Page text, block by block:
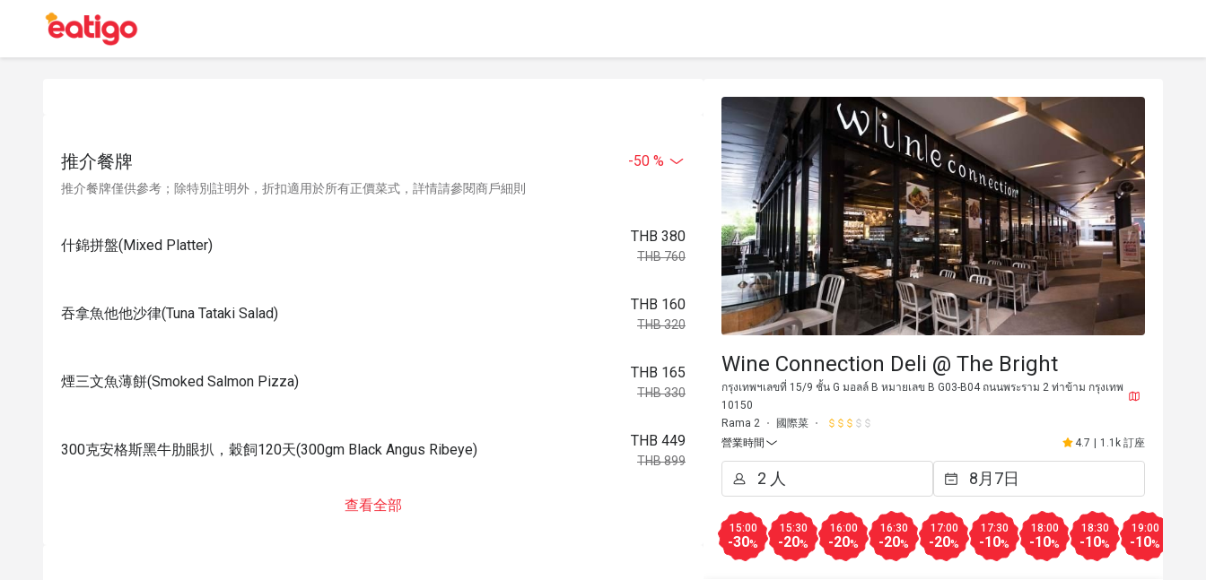
推介餐牌 -50 %
推介餐牌僅供參考；除特別註明外，折扣適用於所有正價菜式，詳情請參閱商戶細則
什錦拼盤(Mixed Platter)
THB 380
THB 760
吞拿魚他他沙律(Tuna Tataki Salad)
THB 160
THB 320
煙三文魚薄餅(Smoked Salmon Pizza)
THB 165
THB 330
300克安格斯黑牛肋眼扒，穀飼120天(300gm Black Angus Ribeye)
THB 449
THB 899
查看全部
Wine Connection Deli @ The Bright
กรุงเทพฯเลขที่ 15/9 ชั้น G มอลล์ B หมายเลข B G03-B04 ถนนพระราม 2 ท่าข้าม กรุงเทพ
10150
Rama 2
國際菜
營業時間
4.7 | 1.1k 訂座
15:00
-30%
15:30
-20%
16:00
-20%
16:30
-20%
17:00
-20%
17:30
-10%
18:00
-10%
18:30
-10%
19:00
-10%